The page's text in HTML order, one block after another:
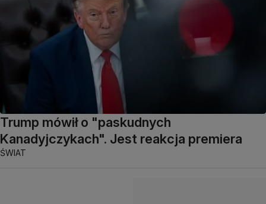
Trump mówił o "paskudnych
Kanadyjczykach". Jest reakcja premiera
ŚWIAT